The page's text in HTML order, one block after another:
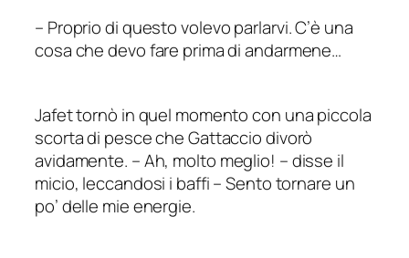
– Proprio di questo volevo parlarvi. C’è una
cosa che devo fare prima di andarmene…
Jafet tornò in quel momento con una piccola
scorta di pesce che Gattaccio divorò
avidamente. –Ah, molto meglio! –disse il
micio, leccandosi i baffi – Sento tornare un
po’ delle mie energie.